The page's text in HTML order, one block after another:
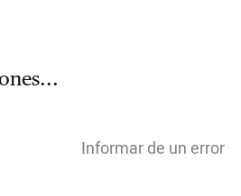
Informar de un error